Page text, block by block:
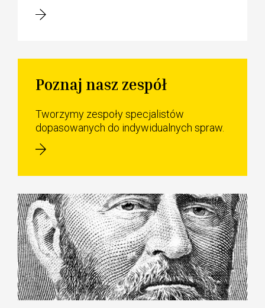
Poznaj nasz zespół
Tworzymy zespoły specjalistów
dopasowanych do indywidualnych spraw.